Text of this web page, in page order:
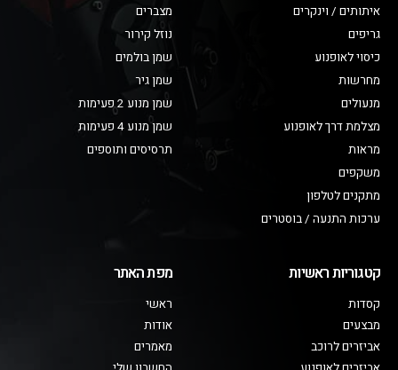
איתותים / וינקרים
גריפים
כיסוי לאופנוע
מחרשות
מנעולים
מצלמת דרך לאופנוע
מראות
משקפים
מתקנים לטלפון
ערכות התנעה / בוסטרים
מצברים
נוזל קירור
שמן בולמים
שמן גיר
שמן מנוע 2 פעימות
שמן מנוע 4 פעימות
תרסיסים ותוספים
קטגוריות ראשיות
קסדות
מבצעים
אביזרים לרוכב
מפת האתר
ראשי
אודות
מאמרים